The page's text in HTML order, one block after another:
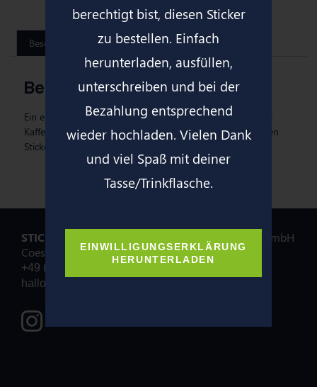
Beschreibung
Beschreibung
Ein einzigartiges Trinkerlebnis mit deinem Sticker! Verleihe
Kaffee, Kakao & Co. Persönlichkeit mit deinem individuellen
Sticker gedruckt auf deine Tasse.
STICKERFREUNDE
ist eine Marke der druckwert GmbH
Coesfelder Hof 1, 48527 Nordhorn
+49 (0) 5921 3701712
hallo@stickerfreun.de
berechtigt bist, diesen Sticker
zu bestellen. Einfach
herunterladen, ausfüllen,
unterschreiben und bei der
Bezahlung entsprechend
wieder hochladen. Vielen Dank
und viel Spaß mit deiner
Tasse/Trinkflasche.
EINWILLIGUNGSERKLÄRUNG
HERUNTERLADEN